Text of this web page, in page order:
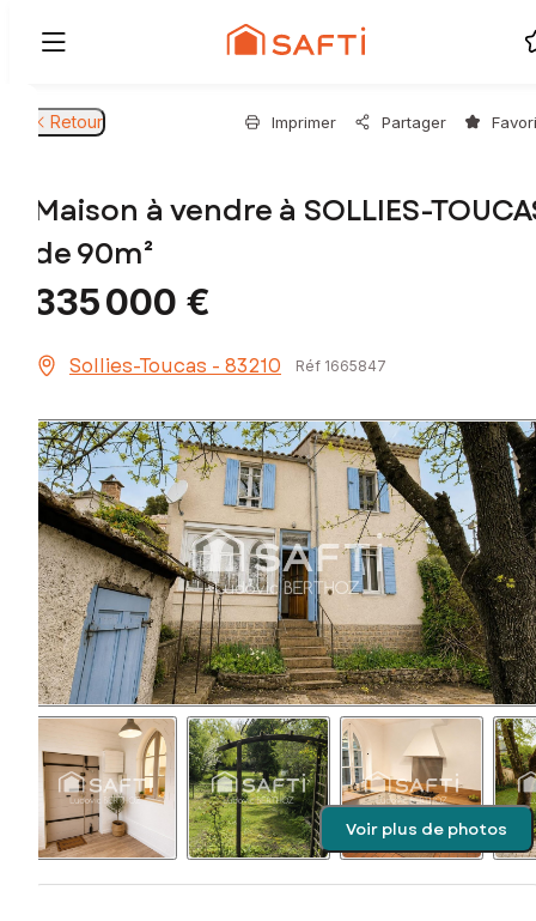
Retour Imprimer Partager
Maison à vendre à SOLLIES-
de 90m²
335 000 €
Sollies-Toucas - 83210 Réf 1665847
Voir plus de photos